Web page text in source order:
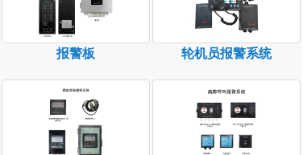
报警板 轮机员报警系统